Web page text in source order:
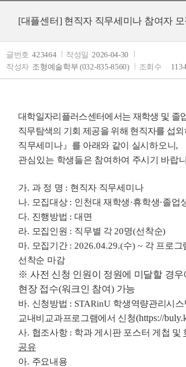
[대플센터] 현직자 직무세미나 참여자 모
글번호 423464 작성일 2026-04-30
작성자 조형예술학부 (032-835-8560) 조회수
대학일자리플러스센터에서는 재학생 및 졸
직무탐색의 기회 제공을 위해 현직자를 섭외
직무세미나』 를 아래와 같이 실시하오니 ,
관심있는 학생들은 참여하여 주시기 바랍
가. 과 정 명 : 현직자 직무세미나
나. 모집대상 : 인천대 재학생·휴학생·졸업
다. 진행방법 :대면
라. 모집인원 : 직무별 각 20명(선착순)
마. 모집기간 : 2026.04.29.(수) ~ 각 프로그
선착순 마감
※ 사전 신청 인원이 정원에 미달할 경우
현장 접수(워크인 참여) 가능
바. 신청방법 : STARinU 학생역량관리시스
교내비교과프로그램에서 신청(https://
사. 협조사항 : 학과 게시판 포스터 게첩 및
공유
아. 주요내용